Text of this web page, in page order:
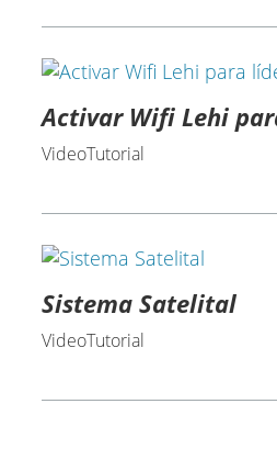
Activar Wifi Lehi
VideoTutorial
Sistema Satelital
VideoTutorial